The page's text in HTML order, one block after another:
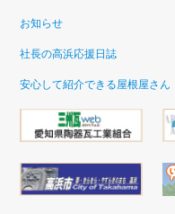
お知らせ
社長の高浜応援日誌
安心して紹介できる屋根屋さん